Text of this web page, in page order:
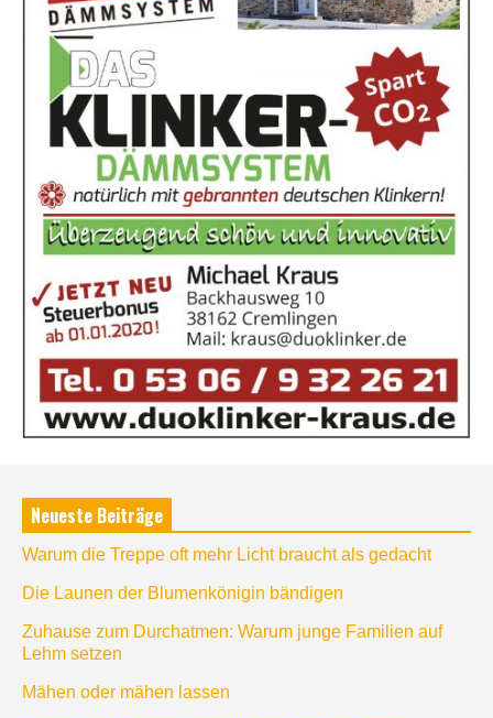
Neueste Beiträge
Warum die Treppe oft mehr Licht braucht als gedacht
Die Launen der Blumenkönigin bändigen
Zuhause zum Durchatmen: Warum junge Familien auf
Lehm setzen
Mähen oder mähen lassen